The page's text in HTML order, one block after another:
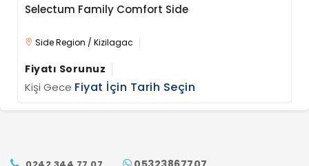
Selectum Family Comfort Side
Side Region / Kizilagac
Fiyatı Sorunuz
Kişi Gece Fiyat İçin Tarih Seçin